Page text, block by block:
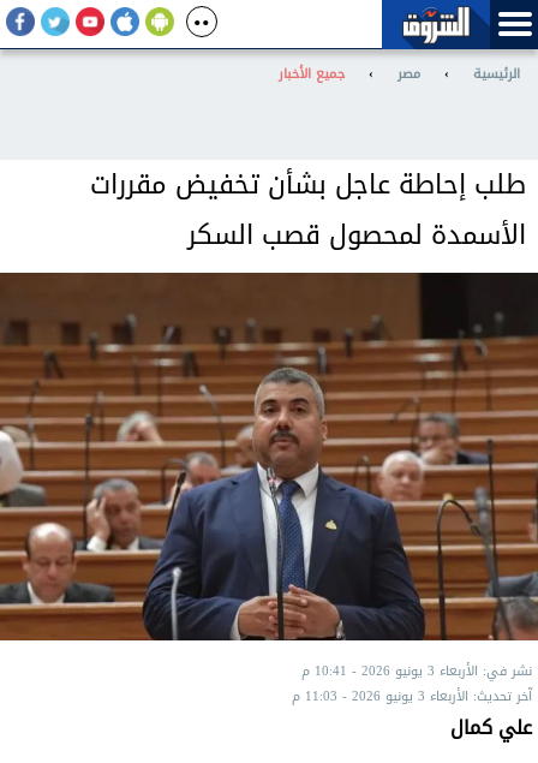
الرئيسية › مصر › جميع الأخبار
طلب إحاطة عاجل بشأن تخفيض مقررات
الأسمدة لمحصول قصب السكر
نشر في: الأربعاء 3 يونيو 2026 - 10:41 م
آخر تحديث: الأربعاء 3 يونيو 2026 - 11:03 م
علي كمال